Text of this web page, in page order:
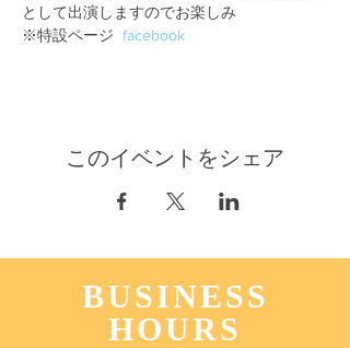
として出演しますのでお楽しみ
​​※特設ページ facebook
このイベントをシェア
BUSINESS
HOURS